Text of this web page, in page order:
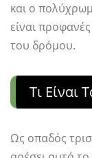
και ο
είναι
του δρόμου.
Τι Είναι
Ως οπαδός